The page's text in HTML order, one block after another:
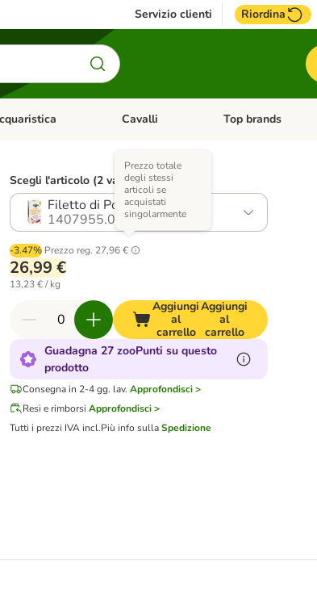
Servizio clienti Riordina
animali
Menu Categoria: Uccelli Apri Menu Categoria: Acquaristica
Cavalli Apri Menu
Top brands
Scegli l'articolo (2 varianti)
Filetto di Pollo con Vitello
1407955.0
-3.47% Prezzo reg. 27,96 €
Prezzo totale
degli stessi
articoli se
acquistati
singolarmente
26,99 €
13,23 € / kg
Aggiungi
al
carrello
Aggiungi
al
carrello
Guadagna 27 zooPunti su questo
prodotto
Consegna in 2-4 gg. lav. Approfondisci >
Resi e rimborsi Approfondisci >
Tutti i prezzi IVA incl.Più info sullaSpedizione